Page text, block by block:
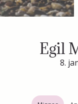
Egil
8.